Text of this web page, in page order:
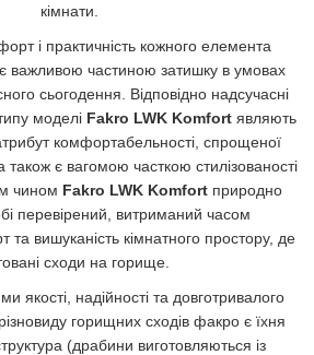
кімнати.
і практичність кожного елемента
важливою частиною затишку в умовах
сьогодення. Відповідно надсучасні
моделі Fakro LWK Komfort являють
комфортабельності, спрощеної
також є вагомою часткою стилізованості
чином Fakro LWK Komfortприродно
перевірений, витриманий часом
та вишуканість кімнатного простору, де
сходи на горище.
якості, надійності та довготривалого
горищних сходів факро є їхня
(драбини виготовляються із